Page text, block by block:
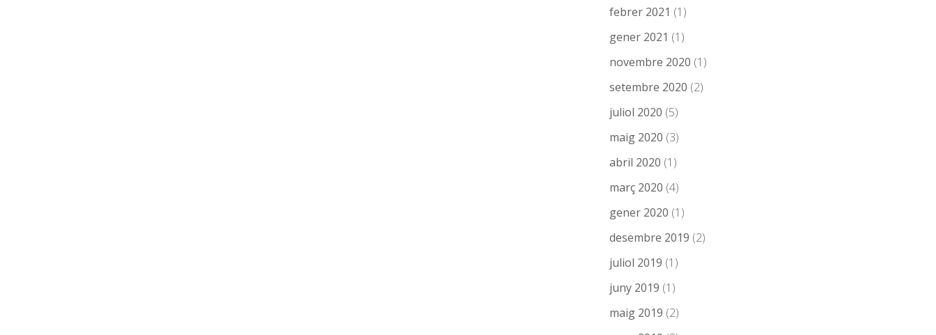
febrer 2021 (1)
gener 2021 (1)
novembre 2020 (1)
setembre 2020 (2)
juliol 2020 (5)
maig 2020 (3)
abril 2020 (1)
març 2020 (4)
gener 2020 (1)
desembre 2019 (2)
juliol 2019 (1)
juny 2019 (1)
maig 2019 (2)